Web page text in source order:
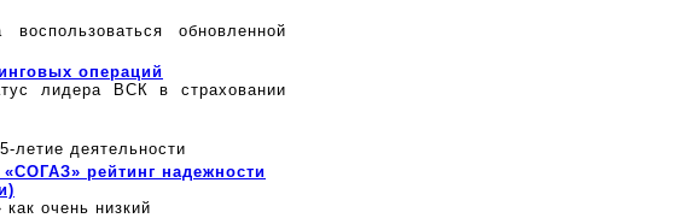
обновленной
операций
лидера ВСК в страховании
летие деятельности
рейтинг надежности
очень низкий